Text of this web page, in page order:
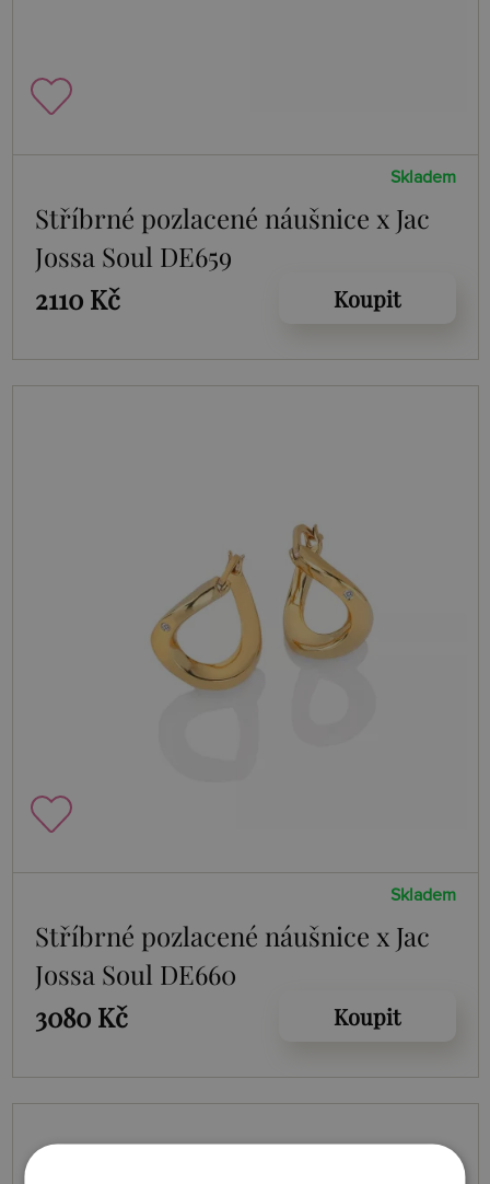
Skladem
Stříbrné pozlacené náušnice x Jac
Jossa Soul DE659
2110 Kč
Koupit
Skladem
Stříbrné pozlacené náušnice x Jac
Jossa Soul DE660
3080 Kč
Koupit